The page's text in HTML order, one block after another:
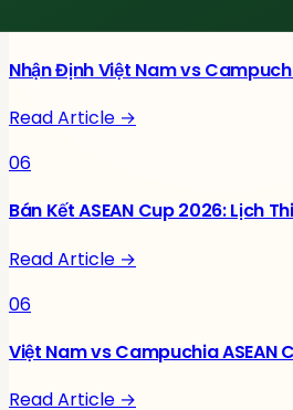
Nhận Định Việt Nam vs
Read Article →
06
Bán Kết ASEAN Cup 2026: Lịch
Read Article →
06
Việt Nam vs Campuchia ASEAN
Read Article →